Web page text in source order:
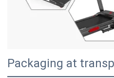
Packaging at